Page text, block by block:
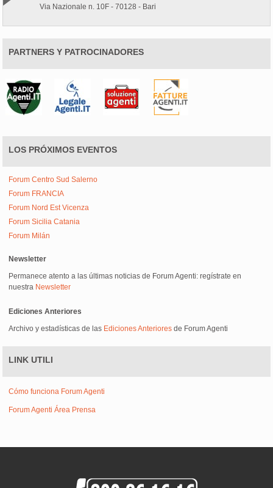
Via Nazionale n. 10F - 70128 - Bari
PARTNERS Y PATROCINADORES
LOS PRÓXIMOS EVENTOS
Forum Centro Sud Salerno
Forum FRANCIA
Forum Nord Est Vicenza
Forum Sicilia Catania
Forum Milán
Newsletter
Permanece atento a las últimas noticias de Forum Agenti: regístrate en
nuestra Newsletter
Ediciones Anteriores
Archivo y estadísticas de las Ediciones Anteriores de Forum Agenti
LINK UTILI
Cómo funciona Forum Agenti
Forum Agenti Área Prensa